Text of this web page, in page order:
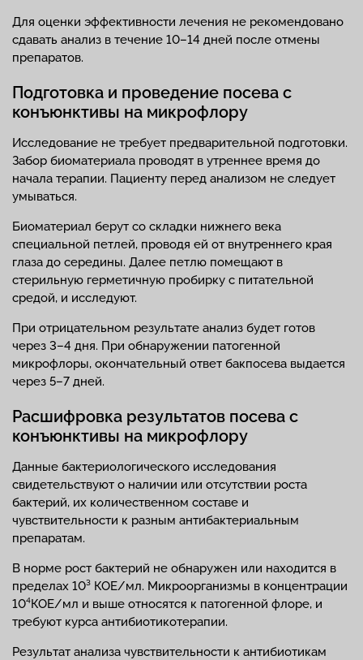
Для оценки эффективности лечения не рекомендовано
сдавать анализ в течение 10–14 дней после отмены
препаратов.
Подготовка и проведение посева с
конъюнктивы на микрофлору
Исследование не требует предварительной подготовки.
Забор биоматериала проводят в утреннее время до
начала терапии. Пациенту перед анализом не следует
умываться.
Биоматериал берут со складки нижнего века
специальной петлей, проводя ей от внутреннего края
глаза до середины. Далее петлю помещают в
стерильную герметичную пробирку с питательной
средой, и исследуют.
При отрицательном результате анализ будет готов
через 3–4 дня. При обнаружении патогенной
микрофлоры, окончательный ответ бакпосева выдается
через 5–7 дней.
Расшифровка результатов посева с
конъюнктивы на микрофлору
Данные бактериологического исследования
свидетельствуют о наличии или отсутствии роста
бактерий, их количественном составе и
чувствительности к разным антибактериальным
препаратам.
В норме рост бактерий не обнаружен или находится в
пределах 10³ КОЕ/мл. Микроорганизмы в концентрации
10⁴КОЕ/мл и выше относятся к патогенной флоре, и
требуют курса антибиотикотерапии.
Результат анализа чувствительности к антибиотикам